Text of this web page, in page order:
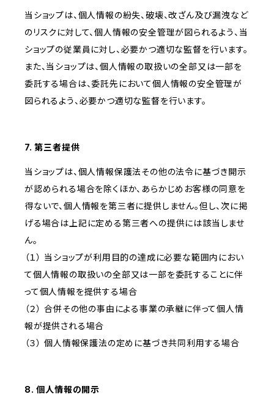
当ショップは、個人情報の紛失、破壊、改ざん及び漏洩など
のリスクに対して、個人情報の安全管理が図られるよう、当
ショップの従業員に対し、必要かつ適切な監督を行います。
また、当ショップは、個人情報の取扱いの全部又は一部を
委託する場合は、委託先において個人情報の安全管理が
図られるよう、必要かつ適切な監督を行います。
7. 第三者提供
当ショップは、個人情報保護法その他の法令に基づき開示
が認められる場合を除くほか、あらかじめお客様の同意を
得ないで、個人情報を第三者に提供しません。但し、次に掲
げる場合は上記に定める第三者への提供には該当しませ
ん。
（１） 当ショップが利用目的の達成に必要な範囲内におい
て個人情報の取扱いの全部又は一部を委託することに伴
って個人情報を提供する場合
（２） 合併その他の事由による事業の承継に伴って個人情
報が提供される場合
（３） 個人情報保護法の定めに基づき共同利用する場合
8. 個人情報の開示